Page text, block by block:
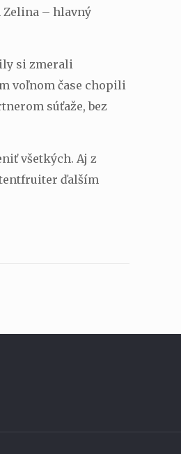
Zelina – hlavný
si zmerali
voľnom čase chopili
súťaže, bez
všetkých. Aj z
ďalším